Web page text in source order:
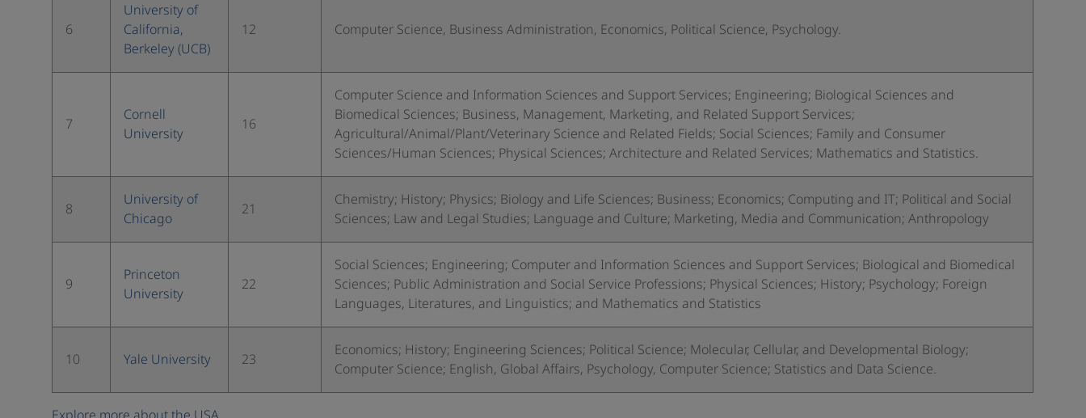
6
University of
California,
Berkeley (UCB)
12 Computer Science, Business Administration, Economics, Political Science, Psychology.
7
Cornell
University
16
Computer Science and Information Sciences and Support Services; Engineering; Biological Sciences and
Biomedical Sciences; Business, Management, Marketing, and Related Support Services;
Agricultural/Animal/Plant/Veterinary Science and Related Fields; Social Sciences; Family and Consumer
Sciences/Human Sciences; Physical Sciences; Architecture and Related Services; Mathematics and Statistics.
8
University of
Chicago
21
Chemistry; History; Physics; Biology and Life Sciences; Business; Economics; Computing and IT; Political and Social
Sciences; Law and Legal Studies; Language and Culture; Marketing, Media and Communication; Anthropology
9
Princeton
University
22
Social Sciences; Engineering; Computer and Information Sciences and Support Services; Biological and Biomedical
Sciences; Public Administration and Social Service Professions; Physical Sciences; History; Psychology; Foreign
Languages, Literatures, and Linguistics; and Mathematics and Statistics
10 Yale University 23
Economics; History; Engineering Sciences; Political Science; Molecular, Cellular, and Developmental Biology;
Computer Science; English, Global Affairs, Psychology, Computer Science; Statistics and Data Science.